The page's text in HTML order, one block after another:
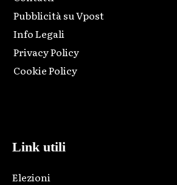
Pubblicità su Vpost
Info Legali
Privacy Policy
Cookie Policy
Link utili
Elezioni